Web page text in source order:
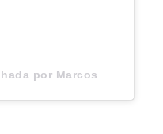
Uma publicação compartilhada por Marcos Mion (@marcosmion)